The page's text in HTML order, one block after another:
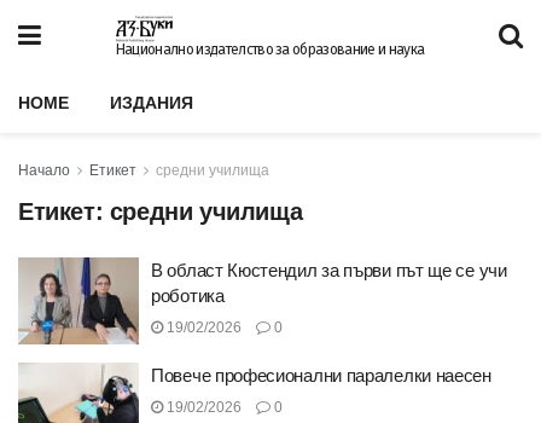
Национално издателство за образование и наука
HOME ИЗДАНИЯ
Начало Етикет средни училища
Етикет: средни училища
В област Кюстендил за първи път ще се учи
роботика
19/02/2026 0
Повече професионални паралелки наесен
19/02/2026 0